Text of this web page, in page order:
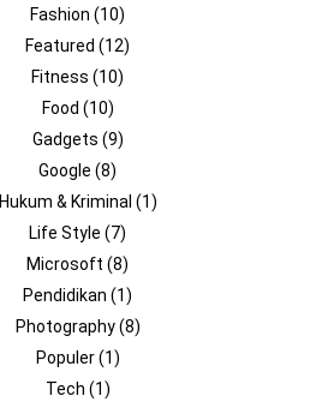
Fashion (10)
Featured (12)
Fitness (10)
Food (10)
Gadgets (9)
Google (8)
Hukum & Kriminal (1)
Life Style (7)
Microsoft (8)
Pendidikan (1)
Photography(8)
Populer(1)
Tech (1)